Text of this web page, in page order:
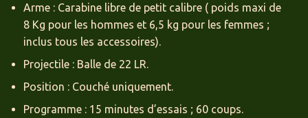
Arme : Carabine libre de petit calibre ( poids maxi de
8 Kg pour les hommes et 6,5 kg pour les femmes ;
inclus tous les accessoires).
Projectile : Balle de 22 LR.
Position : Couché uniquement.
Programme : 15 minutes d’essais ; 60 coups.